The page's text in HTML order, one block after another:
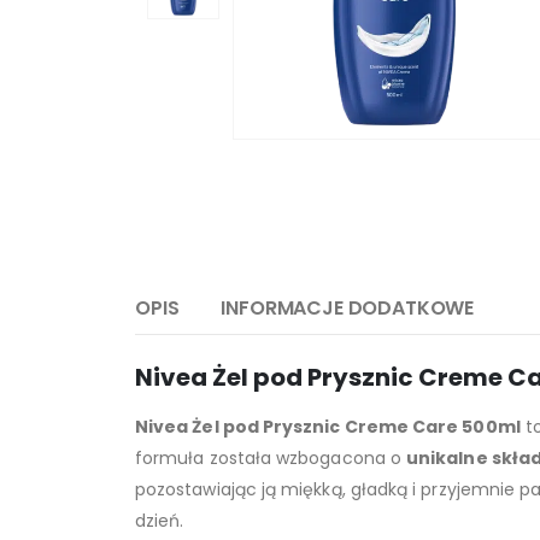
OPIS INFORMACJE DODATKOWE
Nivea Żel pod Prysznic Creme
Nivea Żel pod Prysznic Creme Care 500ml
formuła została wzbogacona o unikalne
pozostawiając ją miękką, gładką i przyjemnie
dzień.